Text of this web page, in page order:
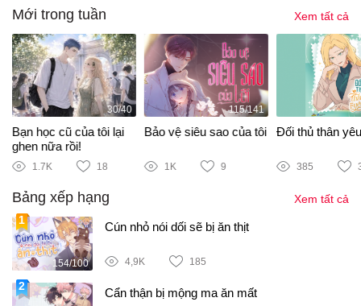
Mới trong tuần Xem tất cả
30/40
Bạn học cũ của tôi lại
ghen nữa rồi!
1.7K 18
115/141
Bảo vệ siêu sao của tôi
1K 9
Đối thủ thân
385
Bảng xếp hạng Xem tất cả
154/100
Cún nhỏ nói dối sẽ bị ăn thịt
4,9K 185
Cẩn thận bị mộng ma ăn mất